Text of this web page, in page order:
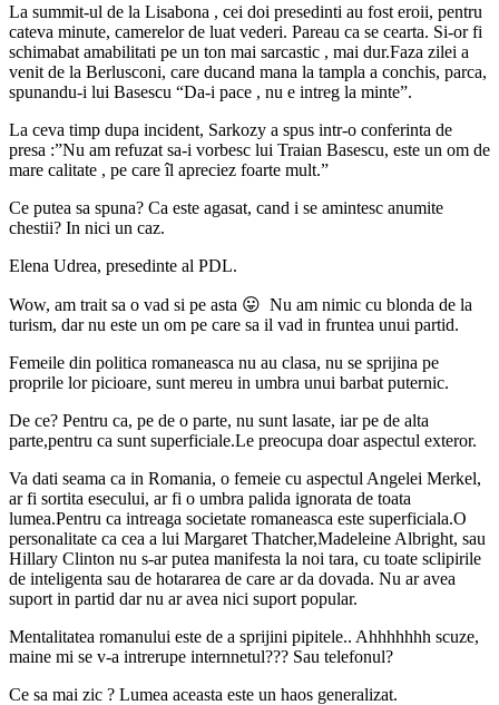
La summit-ul de la Lisabona , cei doi presedinti au fost eroii, pentru
cateva minute, camerelor de luat vederi. Pareau ca se cearta. Si-or fi
schimabat amabilitati pe un ton mai sarcastic , mai dur.Faza zilei a
venit de la Berlusconi, care ducand mana la tampla a conchis, parca,
spunandu-i lui Basescu “Da-i pace , nu e intreg la minte”.
La ceva timp dupa incident, Sarkozy a spus intr-o conferinta de
presa :”Nu am refuzat sa-i vorbesc lui Traian Basescu, este un om de
mare calitate , pe care îl apreciez foarte mult.”
Ce putea sa spuna? Ca este agasat, cand i se amintesc anumite
chestii? In nici un caz.
Elena Udrea, presedinte al PDL.
Wow, am trait sa o vad si pe asta 😛 Nu am nimic cu blonda de la
turism, dar nu este un om pe care sa il vad in fruntea unui partid.
Femeile din politica romaneasca nu au clasa, nu se sprijina pe
proprile lor picioare, sunt mereu in umbra unui barbat puternic.
De ce? Pentru ca, pe de o parte, nu sunt lasate, iar pe de alta
parte,pentru ca sunt superficiale.Le preocupa doar aspectul exteror.
Va dati seama ca in Romania, o femeie cu aspectul Angelei Merkel,
ar fi sortita esecului, ar fi o umbra palida ignorata de toata
lumea.Pentru ca intreaga societate romaneasca este superficiala.O
personalitate ca cea a lui Margaret Thatcher,Madeleine Albright, sau
Hillary Clinton nu s-ar putea manifesta la noi tara, cu toate sclipirile
de inteligenta sau de hotararea de care ar da dovada. Nu ar avea
suport in partid dar nu ar avea nici suport popular.
Mentalitatea romanului este de a sprijini pipitele.. Ahhhhhhh scuze,
maine mi se v-a intrerupe internnetul??? Sau telefonul?
Ce sa mai zic ? Lumea aceasta este un haos generalizat.